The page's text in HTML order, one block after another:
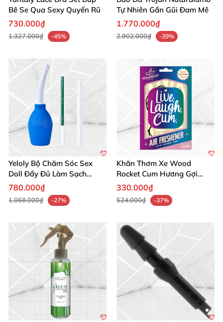
từ chúng tôi, tận hưởng sạc pin an toàn, nhanh
chóng và đáng tin cậy. Đừng chần chừ, sở hữu ngay
đi! 🛒💥
Bê Se Qua Sexy Quyến Rũ
730.000₫
1.327.000₫ -45%
Tự Nhiên Gần Gũi Đam Mê
1.770.000₫
2.902.000₫ -39%
Yeloly Bộ Chăm Sóc Sex
Doll Đầy Đủ Làm Sạch
Nhanh Tiết Kiệm
780.000₫
1.068.000₫ -27%
Khăn Thơm Xe Wood
Rocket Cum Hương Gợi
Tình Nồng
330.000₫
524.000₫ -37%